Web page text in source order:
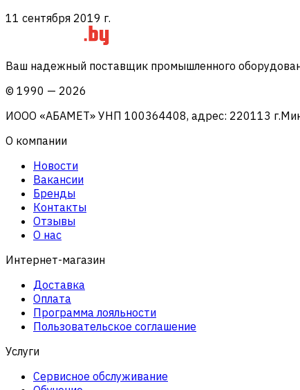
11 сентября 2019 г.
Ваш надежный поставщик промышленного
© 1990 — 2026
ИООО «АБАМЕТ» УНП 100364408, адрес: 220113
О компании
Новости
Вакансии
Бренды
Контакты
Отзывы
О нас
Интернет-магазин
Доставка
Оплата
Программа лояльности
Пользовательское соглашение
Услуги
Сервисное обслуживание